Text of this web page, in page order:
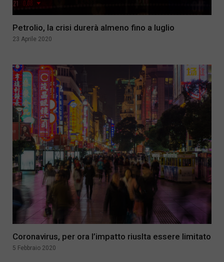
Petrolio, la crisi durerà almeno fino a luglio
23 Aprile 2020
Coronavirus, per ora l’impatto riuslta essere limitato
5 Febbraio 2020